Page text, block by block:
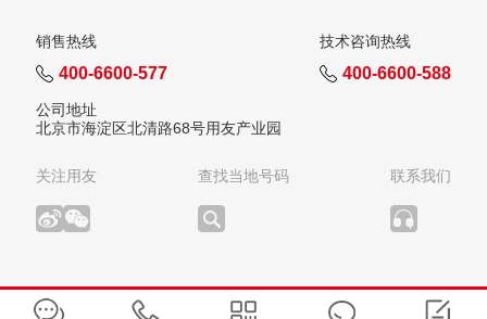
销售热线
400-6600-577
技术咨询热线
400-6600-588
公司地址
北京市海淀区北清路68号用友产业园
关注用友 查找当地号码 联系我们
版权所有：用友网络科技股份有限公司